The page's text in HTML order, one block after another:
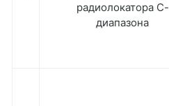
радиолокатора С-
диапазона